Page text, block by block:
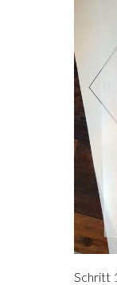
Schritt